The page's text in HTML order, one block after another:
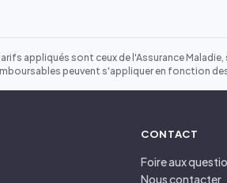
appliqués sont ceux de l'Assurance
peuvent s'appliquer en fonction
CONTACT
Foire aux
Nous contacter